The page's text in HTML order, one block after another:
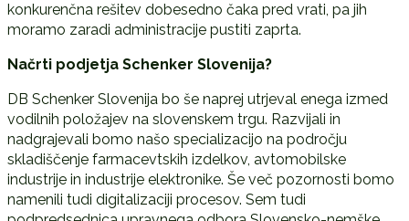
konkurenčna rešitev dobesedno čaka pred vrati, pa jih
moramo zaradi administracije pustiti zaprta.
Načrti podjetja Schenker Slovenija?
DB Schenker Slovenija bo še naprej utrjeval enega izmed
vodilnih položajev na slovenskem trgu. Razvijali in
nadgrajevali bomo našo specializacijo na področju
skladiščenje farmacevtskih izdelkov, avtomobilske
industrije in industrije elektronike. Še več pozornosti bomo
namenili tudi digitalizaciji procesov. Sem tudi